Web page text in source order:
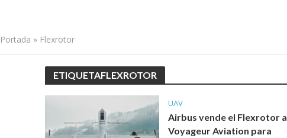
Portada » Flexrotor
ETIQUETAFLEXROTOR
UAV
Airbus vende el Flexrotor a
Voyageur Aviation para